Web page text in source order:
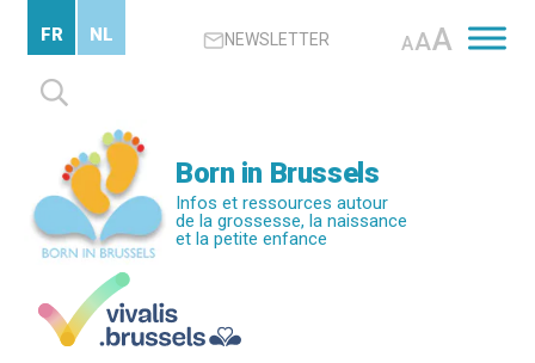
contenu
principal
NEWSLETTER AAA
Rechercher :
FR NL
Born in Brussels
Infos et ressources autour
de la grossesse, la naissance
et la petite enfance